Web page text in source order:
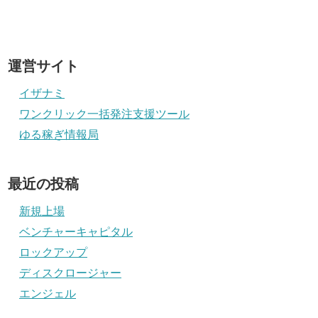
運営サイト
イザナミ
ワンクリック一括発注支援ツール
ゆる稼ぎ情報局
最近の投稿
新規上場
ベンチャーキャピタル
ロックアップ
ディスクロージャー
エンジェル